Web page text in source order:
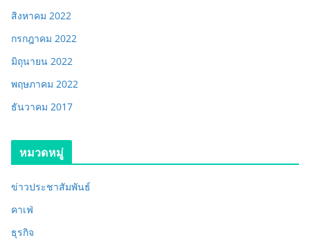
สิงหาคม 2022
กรกฎาคม 2022
มิถุนายน 2022
พฤษภาคม 2022
ธันวาคม 2017
หมวดหมู่
ข่าวประชาสัมพันธ์
คาเฟ่
ธุรกิจ